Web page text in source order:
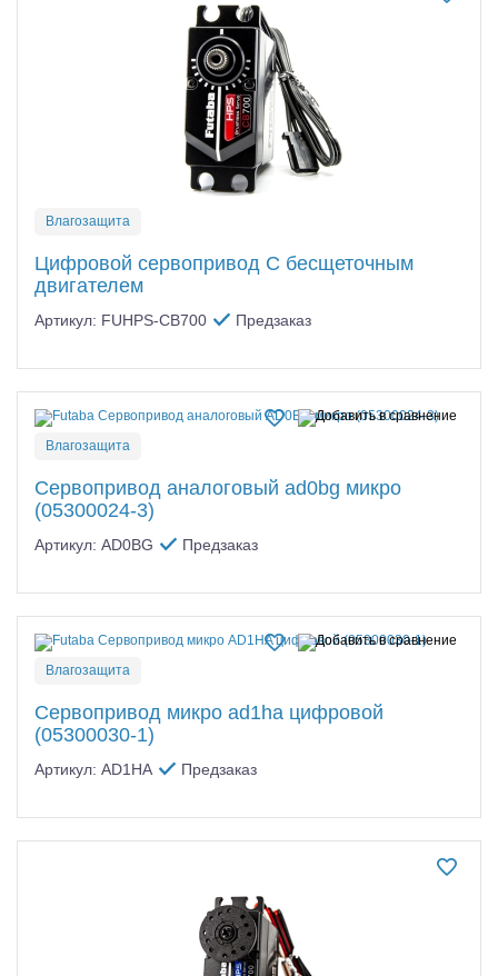
Влагозащита
Цифровой сервопривод С бесщеточным
двигателем
Артикул: FUHPS-CB700 Предзаказ
Влагозащита
Сервопривод аналоговый ad0bg микро
(05300024-3)
Артикул: AD0BG Предзаказ
Влагозащита
Сервопривод микро ad1ha цифровой
(05300030-1)
Артикул: AD1HA Предзаказ